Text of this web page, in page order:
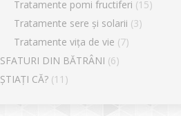
Tratamente pomi fructiferi (15)
Tratamente sere și solarii (3)
Tratamente vița de vie (7)
SFATURI DIN BĂTRÂNI (6)
ȘTIAȚI CĂ? (11)